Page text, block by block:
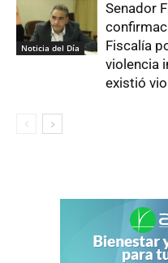
Noticia del Día
Senador
Fiscalía
violencia
existió